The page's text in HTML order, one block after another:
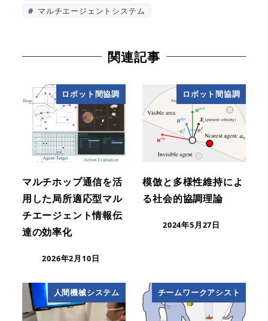
マルチエージェントシステム
関連記事
ロボット間協調
マルチホップ通信を活
用した局所適応型マル
チエージェント情報伝
達の効率化
2026年2月10日
ロボット間協調
模倣と多様性維持によ
る社会的協調理論
2024年5月27日
人間機械システム チームワークアシスト